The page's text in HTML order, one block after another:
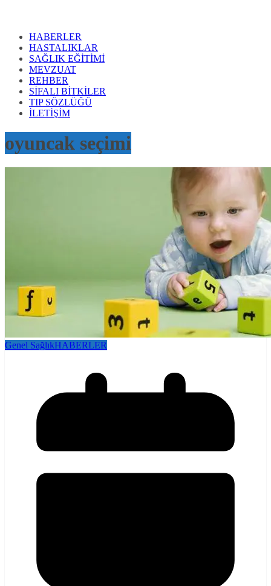
HABERLER
HASTALIKLAR
SAĞLIK EĞİTİMİ
MEVZUAT
REHBER
SİFALI BİTKİLER
TIP SÖZLÜĞÜ
İLETİŞİM
oyuncak seçimi
Genel SağlıkHABERLER